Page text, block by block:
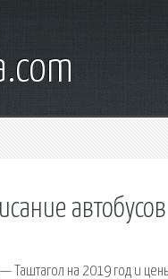
автобусов
Таштагол на 2019 год и